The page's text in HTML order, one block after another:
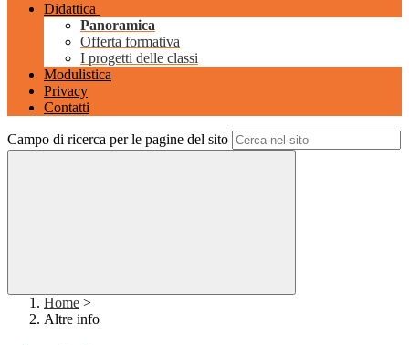
Didattica
Panoramica
Offerta formativa
I progetti delle classi
Modulistica
Privacy
Contatti
Campo di ricerca per le pagine del sito
Home >
Altre info